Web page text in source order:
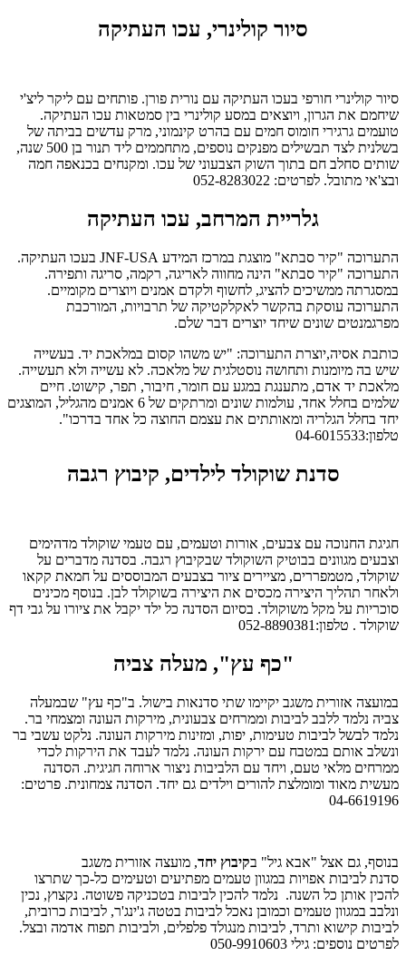
סיור קולינרי, עכו העתיקה
סיור קולינרי חורפי בעכו העתיקה עם נורית פורן. פותחים עם ליקר ליצ'י
שיחמם את הגרון, ויוצאים במסע קולינרי בין סמטאות עכו העתיקה.
טועמים גרגירי חומוס חמים עם בהרט קינמוני, מרק עדשים בביתה של
בשלנית לצד תבשילים מפנקים נוספים, מתחממים ליד תנור בן 500 שנה,
שותים סחלב חם בתוך השוק הצבעוני של עכו. ומקנחים בכנאפה חמה
ובצ'אי מתובל. לפרטים: 052-8283022
גלריית המרחב, עכו העתיקה
התערוכה "קיר סבתא" מוצגת במרכז המידע JNF-USA בעכו העתיקה.
התערוכה "קיר סבתא" הינה מחווה לאריגה, רקמה, סריגה ותפירה.
במסגרתה ממשיכים להציג, לחשוף ולקדם אמנים ויוצרים מקומיים.
התערוכה עוסקת בהקשר לאקלקטיקה של תרבויות, המורכבת
מפרגמנטים שונים שיחד יוצרים דבר שלם.
כותבת אסיה,יוצרת התערוכה: "יש משהו קסום במלאכת יד. בעשייה
שיש בה מיומנות ותחושה נוסטלגית של מלאכה. לא עשייה ולא תעשייה.
מלאכת יד אדם, מתענגת במגע עם חומר, חיבור, תפר, קישוט. חיים
שלמים בחלל אחד, עולמות שונים ומרתקים של 6 אמנים מהגליל, המוצגים
יחד בחלל הגלריה ומאותתים את עצמם החוצה כל אחד בדרכו".
טלפון:04-6015533
סדנת שוקולד לילדים, קיבוץ רגבה
חגיגת החנוכה עם צבעים, אורות וטעמים, עם טעמי שוקולד מדהימים
וצבעים מגוונים בבוטיק השוקולד שבקיבוץ רגבה. בסדנה מדברים על
שוקולד, מטמפררים, מציירים ציור בצבעים המבוססים על חמאת קקאו
ולאחר תהליך היצירה מכסים את היצירה בשוקולד לבן. בנוסף מכינים
סוכריות על מקל משוקולד. בסיום הסדנה כל ילד יקבל את ציורו על גבי דף
שוקולד . טלפון:052-8890381
"כף עץ", מעלה צביה
במועצה אזורית משגב יקיימו שתי סדנאות בישול. ב"כף עץ" שבמעלה
צביה נלמד ללבב לביבות וממרחים צבעונית, מירקות העונה ומצמחי בר.
נלמד לבשל לביבות טעימות, יפות, ומזינות מירקות העונה. נלקט עשבי בר
ונשלב אותם במטבח עם ירקות העונה. נלמד לעבד את הירקות לכדי
ממרחים מלאי טעם, ויחד עם הלביבות ניצור ארוחה חגיגית. הסדנה
מעשית מאוד ומומלצת להורים וילדים גם יחד. הסדנה צמחונית. פרטים:
04-6619196
בנוסף, גם אצל "אבא גיל" בקיבוץ יחד, מועצה אזורית משגב
סדנת לביבות אפויות במגוון טעמים מפתיעים וטעימים כל-כך שתרצו
להכין אותן כל השנה. נלמד להכין לביבות בטכניקה פשוטה. נקצוץ, נכין
ונלבב במגוון טעמים וכמובן נאכל לביבות בטטה ג'ינג'ר, לביבות כרובית,
לביבות קישוא ותרד, לביבות מנגולד פלפלים, ולביבות תפוח אדמה ובצל.
לפרטים נוספים: גילי 050-9910603